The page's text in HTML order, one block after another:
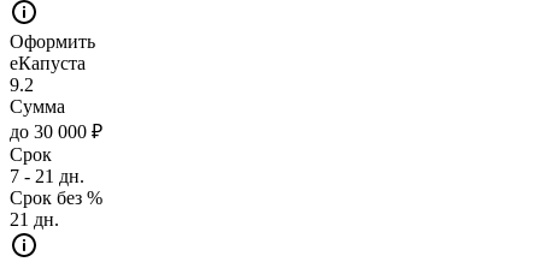
Оформить
еКапуста
9.2
Сумма
до 30 000 ₽
Срок
7 - 21 дн.
Срок без %
21 дн.